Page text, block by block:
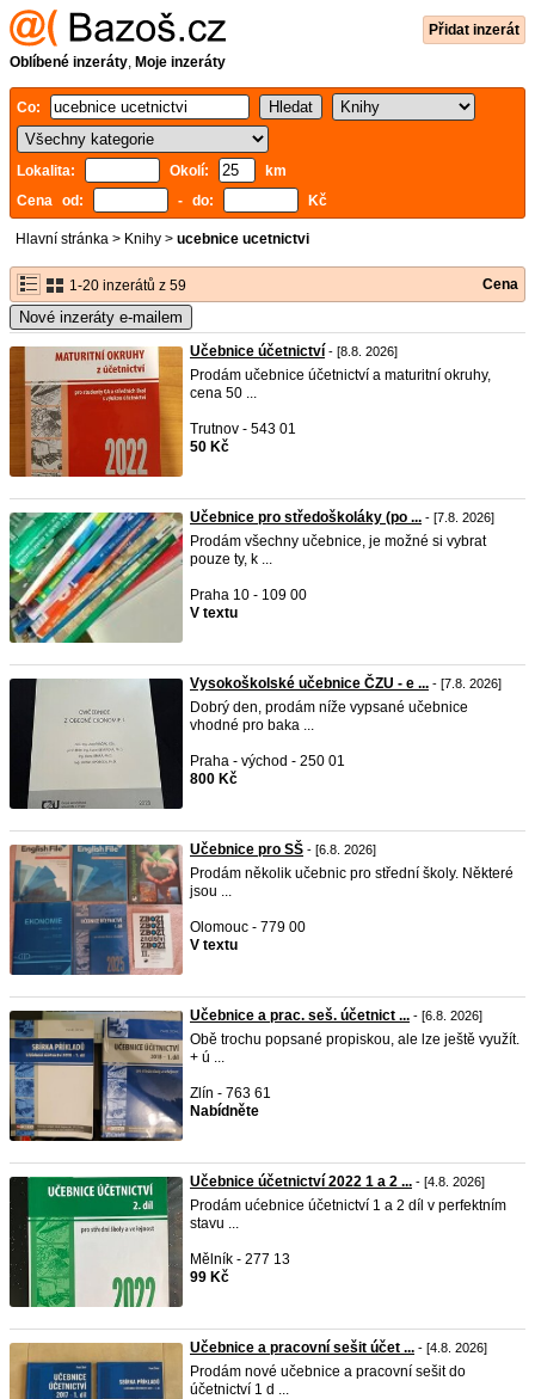
Přidat inzerát
Oblíbené inzeráty, Moje inzeráty
Co:
Lokalita: Okolí:
km
Cena od:
- do: Kč
Hlavní stránka > Knihy > ucebnice ucetnictvi
1-20 inzerátů z 59 Cena
Nové inzeráty e-mailem
Učebnice účetnictví - [8.8. 2026]
Prodám učebnice účetnictví a maturitní okruhy,
cena 50 ...
Trutnov - 543 01
50 Kč
Učebnice pro středoškoláky (po ... - [7.8. 2026]
Prodám všechny učebnice, je možné si vybrat
pouze ty, k ...
Praha 10 - 109 00
V textu
Vysokoškolské učebnice ČZU - e ... - [7.8. 2026]
Dobrý den, prodám níže vypsané učebnice
vhodné pro baka ...
Praha - východ - 250 01
800 Kč
Učebnice pro SŠ - [6.8. 2026]
Prodám několik učebnic pro střední školy. Některé
jsou ...
Olomouc - 779 00
V textu
Učebnice a prac. seš. účetnict ... - [6.8. 2026]
Obě trochu popsané propiskou, ale lze ještě využít.
+ ú ...
Zlín - 763 61
Nabídněte
Učebnice účetnictví 2022 1 a 2 ... - [4.8. 2026]
Prodám ućebnice účetnictví 1 a 2 díl v perfektním
stavu ...
Mělník - 277 13
99 Kč
Učebnice a pracovní sešit účet ... - [4.8. 2026]
Prodám nové učebnice a pracovní sešit do
účetnictví 1 d ...